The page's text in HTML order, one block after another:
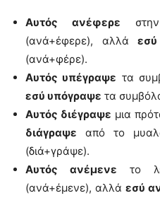
Αυτός ανέφερε
(ανά+έφερε), αλλά
(ανά+φέρε).
Αυτός υπέγραψε τα
εσύ υπόγραψε τα
Αυτός διέγραψε μια
διάγραψε από το
(διά+γράψε).
Αυτός ανέμενε το
(ανά+έμενε), αλλά εσύ